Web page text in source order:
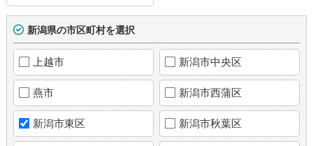
新潟県の市区町村を選択
上越市 新潟市中央区
燕市 新潟市西蒲区
新潟市東区 新潟市秋葉区